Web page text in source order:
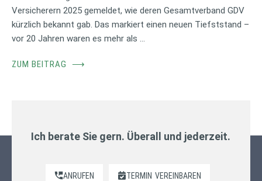
Versicherern 2025 gemeldet, wie deren Gesamtverband GDV
kürzlich bekannt gab. Das markiert einen neuen Tiefststand –
vor 20 Jahren waren es mehr als …
ZUM BEITRAG ⟶
Ich berate Sie gern. Überall und jederzeit.
ANRUFEN TERMIN VEREINBAREN